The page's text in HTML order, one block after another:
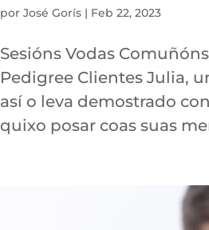
porJosé Gorís | Feb 22, 2023
Sesións Vodas
Pedigree Clientes Julia,
así o leva demostrado
quixo posar coas suas